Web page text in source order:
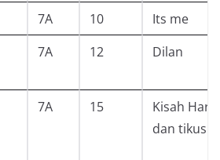
7A 10
Its me
7A 12 Dilan
7A 15
Kisah
dan tikus